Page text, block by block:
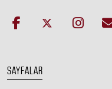
SAYFALAR